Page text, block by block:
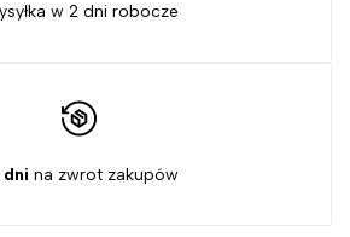
w 2 dni robocze
dni na zwrot zakupów